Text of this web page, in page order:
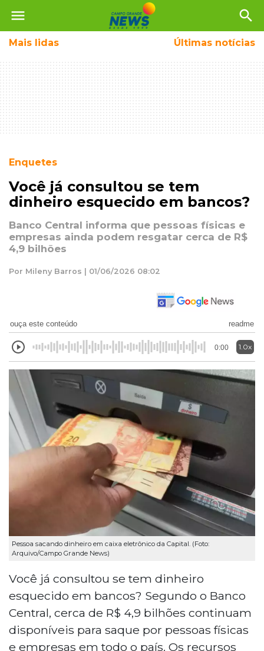
menu search
Mais lidas Últimas notícias
Enquetes
Você já consultou se tem
dinheiro esquecido em bancos?
Banco Central informa que pessoas físicas e
empresas ainda podem resgatar cerca de R$
4,9 bilhões
Por Mileny Barros | 01/06/2026 08:02
ouça este conteúdo readme
0:00 1.0x
Pessoa sacando dinheiro em caixa eletrônico da Capital. (Foto:
Arquivo/Campo Grande News)
Você já consultou se tem dinheiro
esquecido em bancos? Segundo o Banco
Central, cerca de R$ 4,9 bilhões continuam
disponíveis para saque por pessoas físicas
e empresas em todo o país. Os recursos